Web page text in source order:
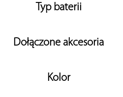
Typ baterii
Dołączone akcesoria
Kolor